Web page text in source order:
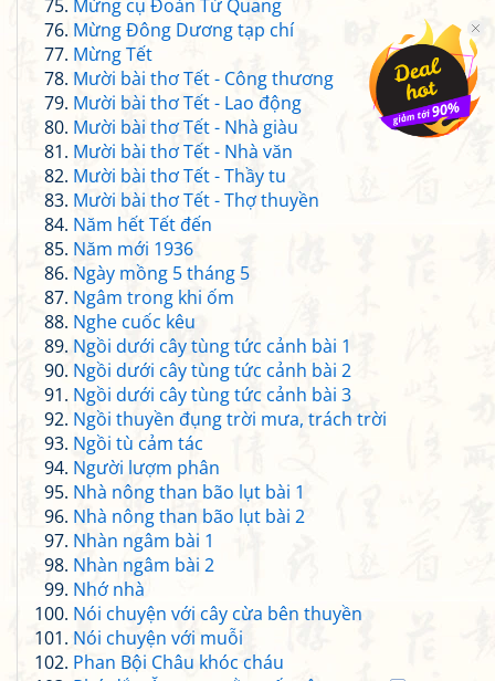
Mừng cụ Đoàn Tử Quang
Mừng Đông Dương tạp chí
Mừng Tết
Mười bài thơ Tết - Công thương
Mười bài thơ Tết - Lao động
Mười bài thơ Tết - Nhà giàu
Mười bài thơ Tết - Nhà văn
Mười bài thơ Tết - Thầy tu
Mười bài thơ Tết - Thợ thuyền
Năm hết Tết đến
Năm mới 1936
Ngày mồng 5 tháng 5
Ngâm trong khi ốm
Nghe cuốc kêu
Ngồi dưới cây tùng tức cảnh bài 1
Ngồi dưới cây tùng tức cảnh bài 2
Ngồi dưới cây tùng tức cảnh bài 3
Ngồi thuyền đụng trời mưa, trách trời
Ngồi tù cảm tác
Người lượm phân
Nhà nông than bão lụt bài 1
Nhà nông than bão lụt bài 2
Nhàn ngâm bài 1
Nhàn ngâm bài 2
Nhớ nhà
Nói chuyện với cây cừa bên thuyền
Nói chuyện với muỗi
Phan Bội Châu khóc cháu